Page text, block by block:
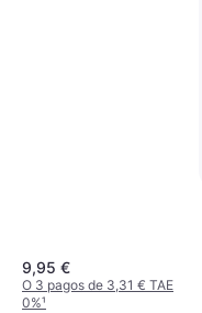
9,95 €
O 3 pagos de 3,31 € TAE
0%¹